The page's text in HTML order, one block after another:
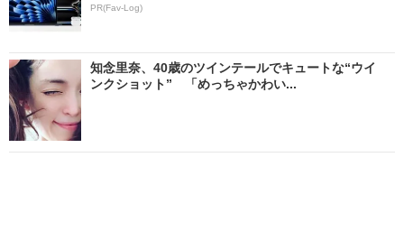
PR(Fav-Log)
知念里奈、40歳のツインテールでキュートな“ウイ
ンクショット” 「めっちゃかわい...